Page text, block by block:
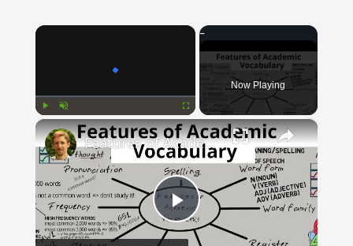
×
Now Playing
×
Play
Features of Academic Vocabulary